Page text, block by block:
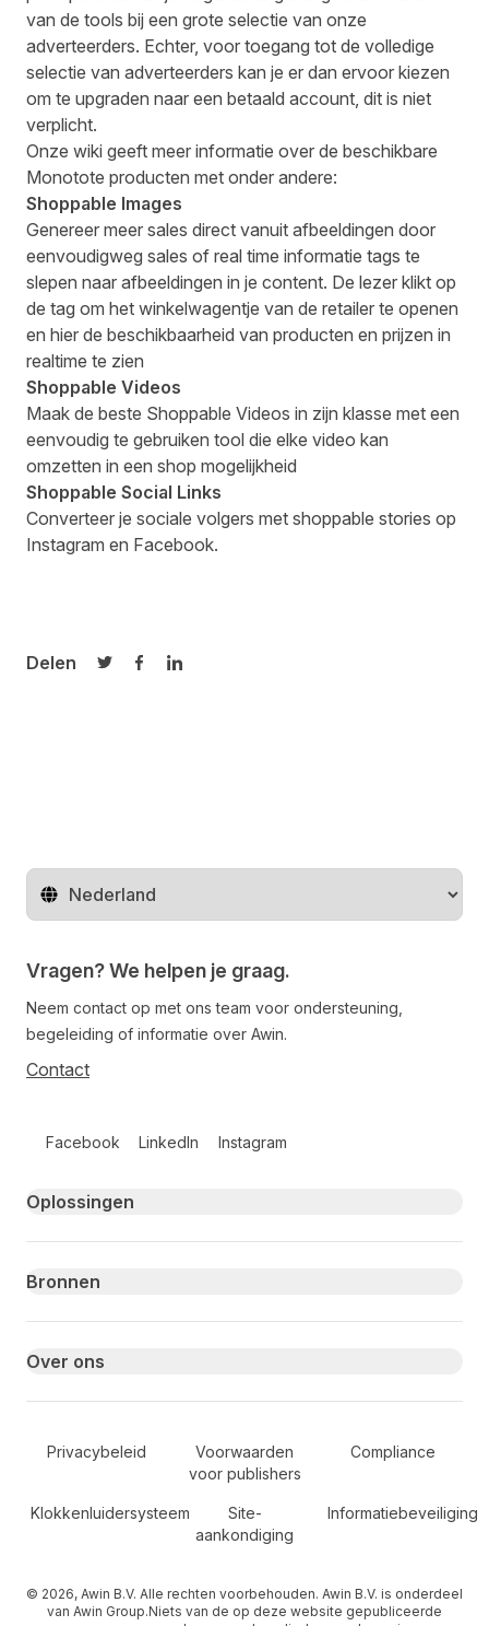
van de tools bij een grote selectie van onze
adverteerders. Echter, voor toegang tot de volledige
selectie van adverteerders kan je er dan ervoor kiezen
om te upgraden naar een betaald account, dit is niet
verplicht.
Onze wiki geeft meer informatie over de beschikbare
Monotote producten met onder andere:
Shoppable Images
Genereer meer sales direct vanuit afbeeldingen door
eenvoudigweg sales of real time informatie tags te
slepen naar afbeeldingen in je content. De lezer klikt op
de tag om het winkelwagentje van de retailer te openen
en hier de beschikbaarheid van producten en prijzen in
realtime te zien
Shoppable Videos
Maak de beste Shoppable Videos in zijn klasse met een
eenvoudig te gebruiken tool die elke video kan
omzetten in een shop mogelijkheid
Shoppable Social Links
Converteer je sociale volgers met shoppable stories op
Instagram en Facebook.
Delen
Delen op Twitter
Delen op Facebook
Delen op LinkedIn
Regio wijzigen
Vragen? We helpen je graag.
Neem contact op met ons team voor ondersteuning,
begeleiding of informatie over Awin.
Contact
Facebook LinkedIn Instagram
Primary footer navigation
Oplossingen
Bronnen
Over ons
Secondary Footer Navigation
Privacybeleid
Voorwaarden
voor publishers
Compliance
Klokkenluidersysteem
Site-
aankondiging
Informatiebeveiliging
© 2026, Awin B.V. Alle rechten voorbehouden. Awin B.V. is onderdeel
van Awin Group.Niets van de op deze website gepubliceerde